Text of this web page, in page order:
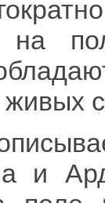
на
живых
и